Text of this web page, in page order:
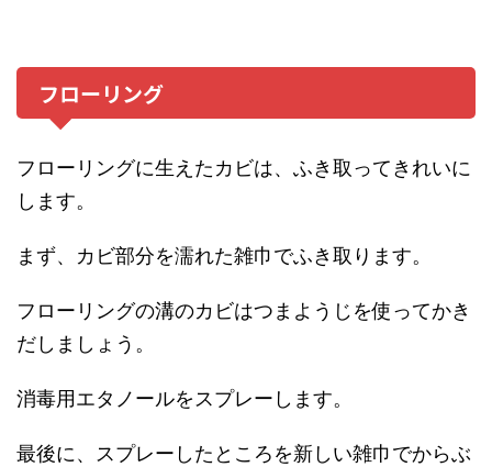
フローリング
フローリングに生えたカビは、ふき取ってきれいに
します。
まず、カビ部分を濡れた雑巾でふき取ります。
フローリングの溝のカビはつまようじを使ってかき
だしましょう。
消毒用エタノールをスプレーします。
最後に、スプレーしたところを新しい雑巾でからぶ